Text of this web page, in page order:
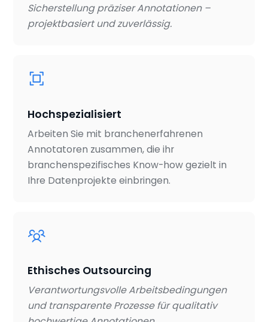
Sicherstellung präziser Annotationen –
projektbasiert und zuverlässig.
Hochspezialisiert
Arbeiten Sie mit branchenerfahrenen
Annotatoren zusammen, die ihr
branchenspezifisches Know-how gezielt in
Ihre Datenprojekte einbringen.
Ethisches Outsourcing
Verantwortungsvolle Arbeitsbedingungen
und transparente Prozesse für qualitativ